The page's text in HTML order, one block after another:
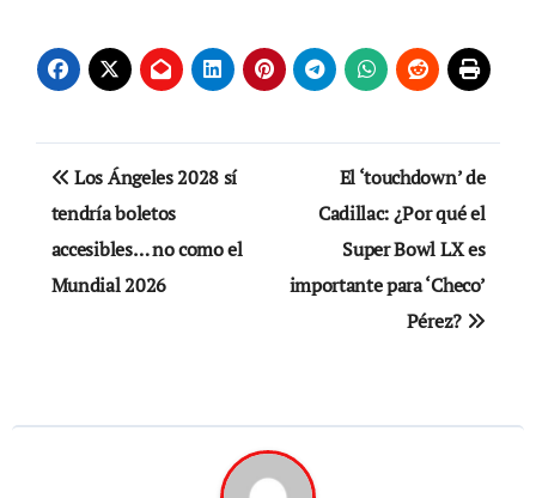
Navegación
de
entradas
Los Ángeles 2028 sí
tendría boletos
accesibles… no como el
Mundial 2026
El ‘touchdown’ de
Cadillac: ¿Por qué el
Super Bowl LX es
importante para ‘Checo’
Pérez?